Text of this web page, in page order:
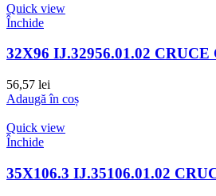
Quick view
Închide
32X96 IJ.32956.01.02
56,57 lei
Adaugă în coș
Quick view
Închide
35X106.3 IJ.35106.01.02